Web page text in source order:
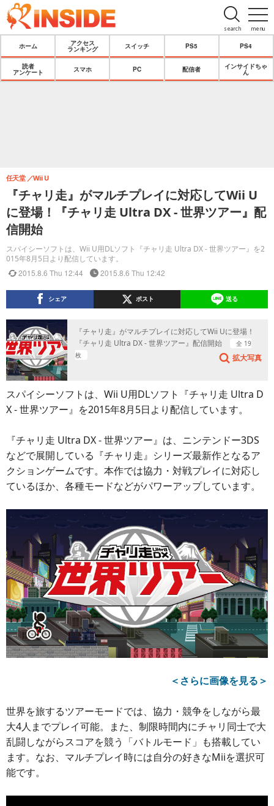
menu
search
ホーム
アクセス
ランキング
スイッチ PS5 PS4
読者
アンケート
スマホ PC 配信者
インサイドちゃ
ん
『チャリ走』がマルチプレイに対応してWii U
に登場！『チャリ走 Ultra DX - 世界ツアー』配
信開始
スパイシーソフトは、Wii U用DLソフト『チャリ走 Ultra DX - 世界ツアー』を2
015年8月5日より配信しています。
任天堂 Wii U
2015.8.6 Thu 12:44 2015.8.6 Thu 12:42
シェア ポスト 送る
『チャリ走』がマルチプレイに対応してWii Uに登場！
『チャリ走 Ultra DX - 世界ツアー』配信開始
全 19
枚
拡大写真
スパイシーソフトは、Wii U用DLソフト『チャリ走 Ultra D
X - 世界ツアー』を2015年8月5日より配信しています。
『チャリ走 Ultra DX - 世界ツアー』は、ニンテンドー3DS
などで展開している『チャリ走』シリーズ最新作となるア
クションゲームです。本作では協力・対戦プレイに対応し
ているほか、各種モードなどがパワーアップしています。
＜さらに画像を見る＞
世界を旅するツアーモードでは、協力・競争をしながら最
大4人までプレイ可能。また、制限時間内にチャリ同士で大
乱闘しながらスコアを競う「バトルモード」も搭載してい
ます。なお、マルチプレイ時には自分の好きなMiiを選択可
能です。